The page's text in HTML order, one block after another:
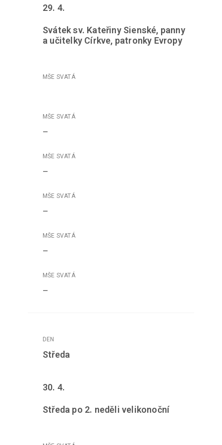
29. 4.
Svátek sv. Kateřiny Sienské, panny
a učitelky Církve, patronky Evropy
–
–
–
–
–
Středa
30. 4.
Středa po 2. neděli velikonoční